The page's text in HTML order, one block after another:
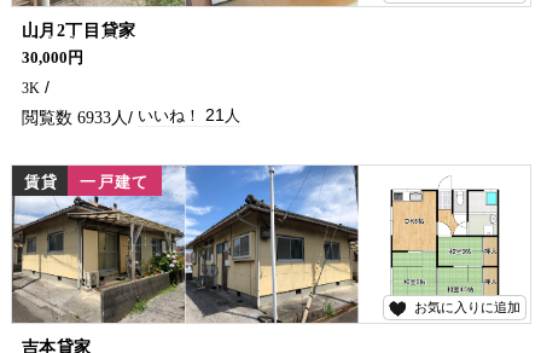
山月2丁目貸家
山月町の貸家になります!(^^)! 静かな場所でゆっくり過ごしませんか？ 修繕のご要望等ございましたら相談下さい(^^)/
30,000円
3K
6933 21
お気に入りに追加
40
賃貸 一戸建て
吉本貸家